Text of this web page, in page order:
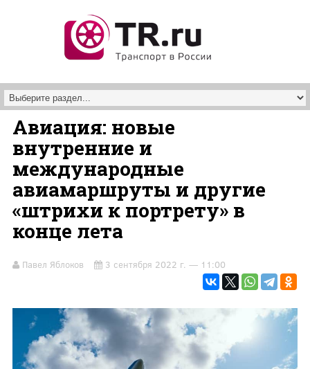
Авиация: новые
внутренние и
международные
авиамаршруты и другие
«штрихи к портрету» в
конце лета
Павел Яблоков 3 сентября 2022 г. — 11:00